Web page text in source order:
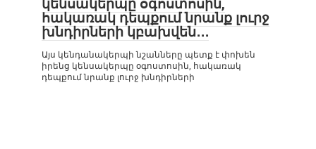
կենսակերպը օգոստոսին,
հակառակ դեպքում նրանք լուրջ
խնդիրների կբախվեն․․․
Այս կենդանակերպի նշանները պետք է փոխեն
իրենց կենսակերպը օգոստոսին, հակառակ
դեպքում նրանք լուրջ խնդիրների